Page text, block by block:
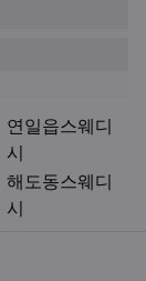
연일읍스웨디
시
해도동스웨디
시